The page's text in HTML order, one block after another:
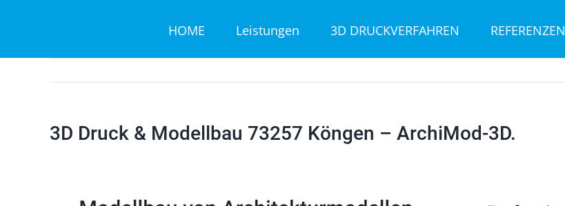
HOME Leistungen 3D DRUCKVERFAHREN REFERENZEN
3D Druck & Modellbau 73257 Köngen – ArchiMod-3D.